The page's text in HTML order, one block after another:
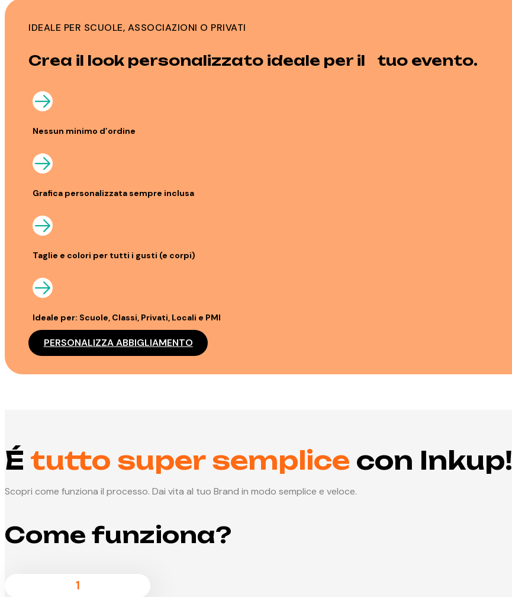
IDEALE PER SCUOLE, ASSOCIAZIONI O PRIVATI
Crea il look personalizzato ideale per il tuo evento.
Nessun minimo d’ordine
Grafica personalizzata sempre inclusa
Taglie e colori per tutti i gusti (e corpi)
Ideale per: Scuole, Classi, Privati, Locali e PMI
PERSONALIZZA ABBIGLIAMENTO
É tutto super semplice con Inkup!
Scopri come funziona il processo. Dai vita al tuo Brand in modo semplice e veloce.
Come funziona?
1